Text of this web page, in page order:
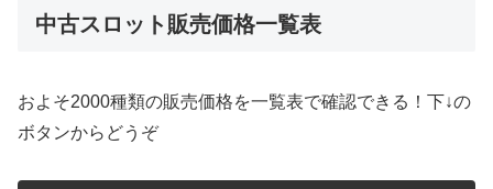
中古スロット販売価格一覧表
およそ2000種類の販売価格を一覧表で確認できる！下↓の
ボタンからどうぞ